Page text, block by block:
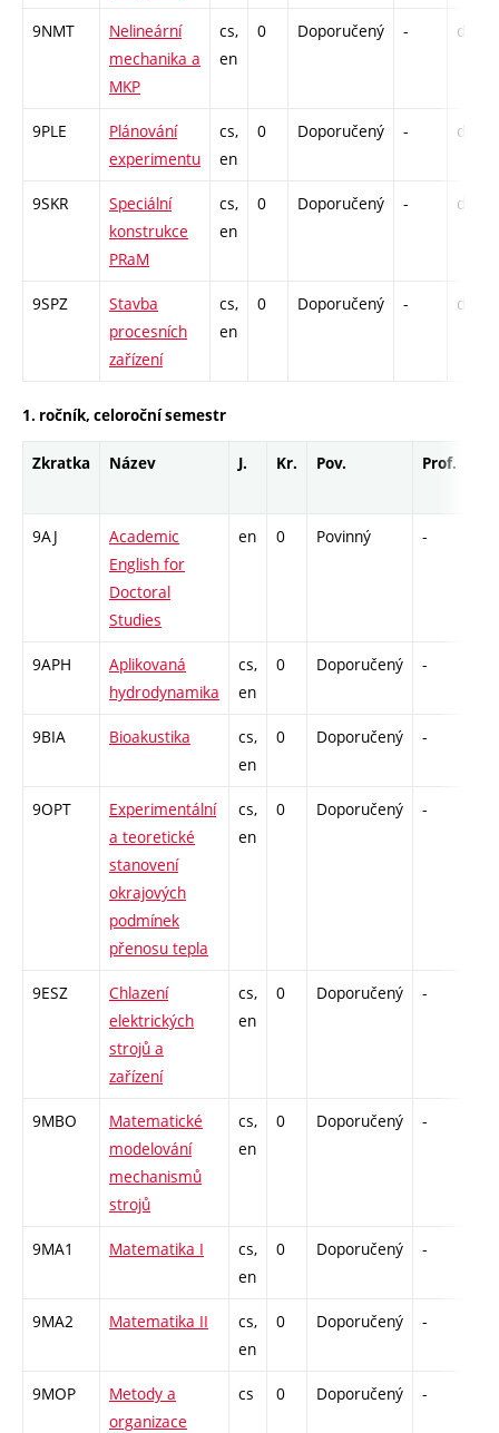
9NMT
Nelineární
mechanika a
MKP
cs,
en
0 Doporučený - drzk
9PLE
Plánování
experimentu
cs,
en
0 Doporučený - drzk
9SKR
Speciální
konstrukce
PRaM
cs,
en
0 Doporučený - drzk
9SPZ
Stavba
procesních
zařízení
cs,
en
0 Doporučený - drzk
1. ročník, celoroční semestr
Zkratka Název J. Kr. Pov. Prof.
9AJ
Academic
English for
Doctoral
Studies
en 0 Povinný -
9APH
Aplikovaná
hydrodynamika
cs,
en
0 Doporučený -
9BIA Bioakustika
cs,
en
0 Doporučený -
9OPT
Experimentální
a teoretické
stanovení
okrajových
podmínek
přenosu tepla
cs,
en
0 Doporučený -
9ESZ
Chlazení
elektrických
strojů a
zařízení
cs,
en
0 Doporučený -
9MBO
Matematické
modelování
mechanismů
strojů
cs,
en
0 Doporučený -
9MA1 Matematika I
cs,
en
0 Doporučený -
9MA2 Matematika II
cs,
en
0 Doporučený -
9MOP
Metody a
organizace
cs 0 Doporučený -